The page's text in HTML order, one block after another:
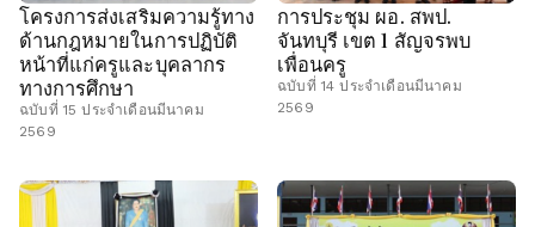
โครงการส่งเสริมความรู้ทาง
ด้านกฎหมายในการปฏิบัติ
หน้าที่แก่ครูและบุคลากร
ทางการศึกษา
ฉบับที่ 15 ประจำเดือนมีนาคม
2569
การประชุม ผอ. สพป.
จันทบุรี เขต 1 สัญจรพบ
เพื่อนครู
ฉบับที่ 14 ประจำเดือนมีนาคม
2569